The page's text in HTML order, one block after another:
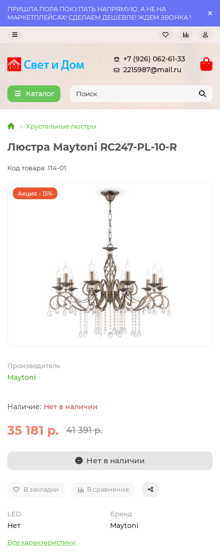
ПРИШЛА ПОРА ПОКУПАТЬ НАПРЯМУЮ, А НЕ НА
МАРКЕТПЛЕЙСАХ! СДЕЛАЕМ ДЕШЕВЛЕ! ЖДЕМ ЗВОНКА !
+7 (926) 062-61-33
2215987@mail.ru
Каталог
Хрустальные люстры
Люстра Maytoni RC247-PL-10-R
Код товара: 114-01
Акция - 15%
Производитель
Maytoni
Нет в наличии
35 181 р. 41 391 р.
Нет в наличии
В закладки В сравнение
LED
Нет
Бренд
Maytoni
Все характеристики